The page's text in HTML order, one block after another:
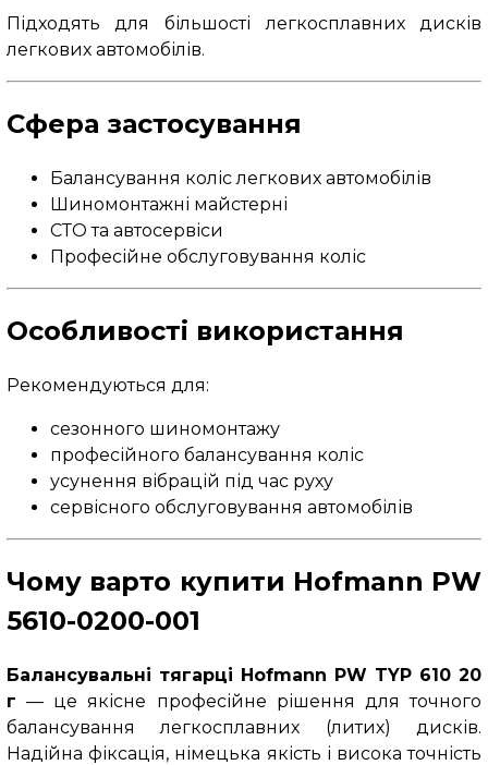
Підходять для більшості легкосплавних дисків
легкових автомобілів.
Сфера застосування
Балансування коліс легкових автомобілів
Шиномонтажні майстерні
СТО та автосервіси
Професійне обслуговування коліс
Особливості використання
Рекомендуються для:
сезонного шиномонтажу
професійного балансування коліс
усунення вібрацій під час руху
сервісного обслуговування автомобілів
Чому варто купити Hofmann PW
5610-0200-001
Балансувальні тягарці Hofmann PW TYP 610 20
г — це якісне професійне рішення для точного
балансування легкосплавних (литих) дисків.
Надійна фіксація, німецька якість і висока точність